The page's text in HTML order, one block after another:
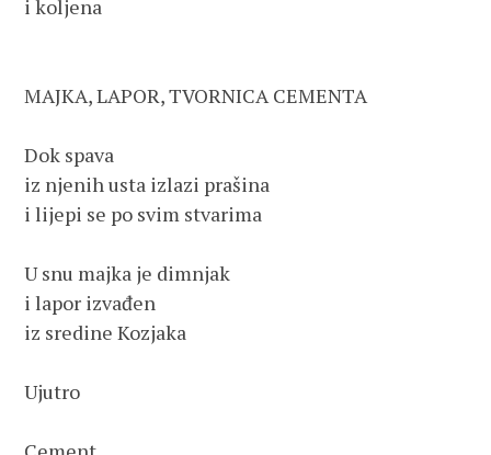
i koljena
MAJKA, LAPOR, TVORNICA CEMENTA
Dok spava
iz njenih usta izlazi prašina
i lijepi se po svim stvarima
U snu majka je dimnjak
i lapor izvađen
iz sredine Kozjaka
Ujutro